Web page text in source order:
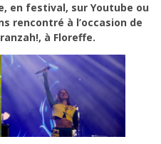
en festival, sur Youtube ou
rencontré à l’occasion de
à Floreffe.